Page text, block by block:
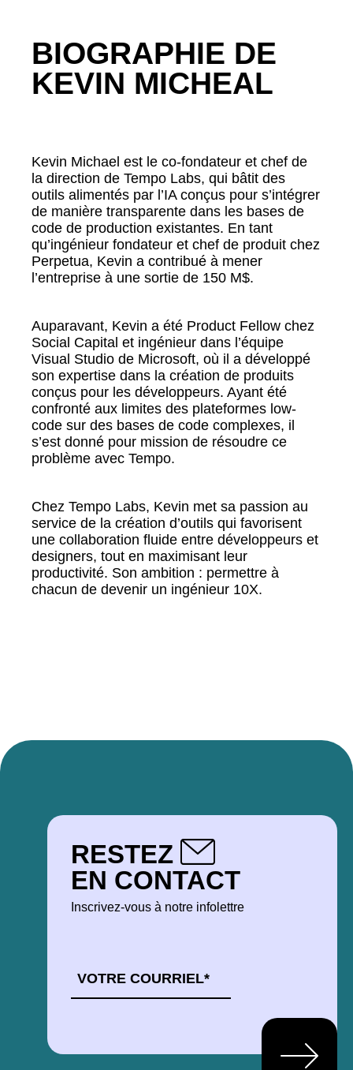
BIOGRAPHIE DE
KEVIN MICHEAL
Kevin Michael est le co-fondateur et chef de
la direction de Tempo Labs, qui bâtit des
outils alimentés par l’IA conçus pour s’intégrer
de manière transparente dans les bases de
code de production existantes. En tant
qu’ingénieur fondateur et chef de produit chez
Perpetua, Kevin a contribué à mener
l’entreprise à une sortie de 150 M$.
Auparavant, Kevin a été Product Fellow chez
Social Capital et ingénieur dans l’équipe
Visual Studio de Microsoft, où il a développé
son expertise dans la création de produits
conçus pour les développeurs. Ayant été
confronté aux limites des plateformes low-
code sur des bases de code complexes, il
s’est donné pour mission de résoudre ce
problème avec Tempo.
Chez Tempo Labs, Kevin met sa passion au
service de la création d’outils qui favorisent
une collaboration fluide entre développeurs et
designers, tout en maximisant leur
productivité. Son ambition : permettre à
chacun de devenir un ingénieur 10X.
RESTEZ
EN CONTACT
Inscrivez-vous à notre infolettre
*